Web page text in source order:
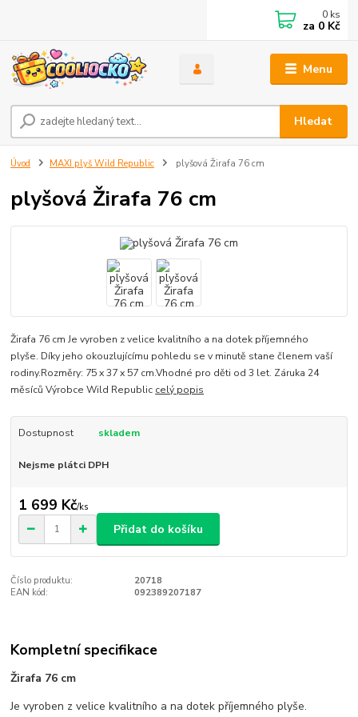
Menu
Hledat
0 ks
za 0 Kč
Úvod MAXI plyš Wild Republic plyšová Žirafa 76 cm
plyšová Žirafa 76 cm
Žirafa 76 cm Je vyroben z velice kvalitního a na dotek příjemného
plyše. Díky jeho okouzlujícímu pohledu se v minutě stane členem vaší
rodiny.Rozměry: 75 x 37 x 57 cm.Vhodné pro děti od 3 let. Záruka 24
měsíců Výrobce Wild Republic celý popis
Dostupnost skladem
Nejsme plátci DPH
1 699 Kč/ks
Přidat do košíku
Číslo produktu:
20718
EAN kód:
092389207187
Kompletní specifikace
Žirafa 76 cm
Je vyroben z velice kvalitního a na dotek příjemného plyše.